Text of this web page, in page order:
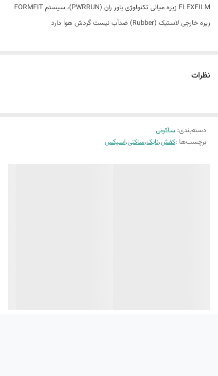
FLEXFILM زیره میانی تکنولوژی پاور ران (PWRRUN)، سیستم FORMFIT
زیره خارجی لاستیک (Rubber) ضدآب نیست گردش هوا دارد
نظرات
دسته‌بندی: ساکونی
برچسب‌ها :کفش،نایک،ساکنی،اسیکس